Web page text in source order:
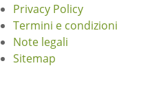
Privacy Policy
Termini e condizioni
Note legali
Sitemap